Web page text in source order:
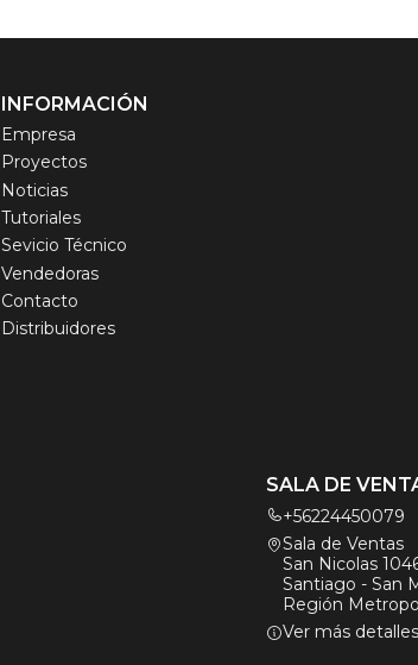
INFORMACIÓN
Empresa
Proyectos
Noticias
Tutoriales
Sevicio Técnico
Vendedoras
Contacto
Distribuidores
SALA DE
+56224450079
Sala de Ventas
San Nicolas
Santiago - San
Región
Ver más detalles